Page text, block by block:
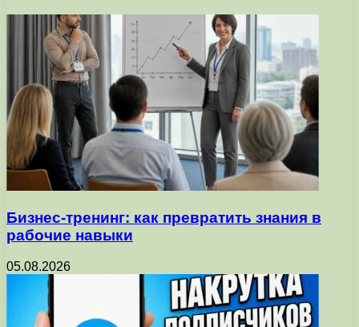
Бизнес-тренинг: как превратить знания в
рабочие навыки
05.08.2026